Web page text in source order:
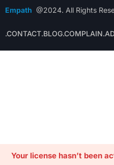
Empath @2024. All Rights
.CONTACT.BLOG.COMPLAIN
Your license hasn’t been